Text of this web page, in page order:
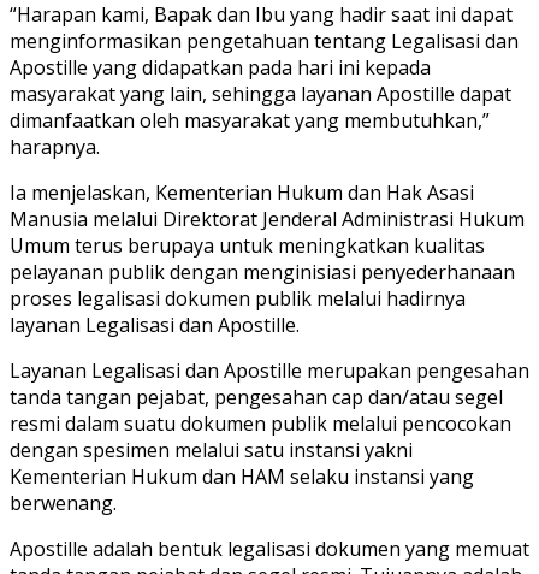
“Harapan kami, Bapak dan Ibu yang hadir saat ini dapat
menginformasikan pengetahuan tentang Legalisasi dan
Apostille yang didapatkan pada hari ini kepada
masyarakat yang lain, sehingga layanan Apostille dapat
dimanfaatkan oleh masyarakat yang membutuhkan,”
harapnya.
Ia menjelaskan, Kementerian Hukum dan Hak Asasi
Manusia melalui Direktorat Jenderal Administrasi Hukum
Umum terus berupaya untuk meningkatkan kualitas
pelayanan publik dengan menginisiasi penyederhanaan
proses legalisasi dokumen publik melalui hadirnya
layanan Legalisasi dan Apostille.
Layanan Legalisasi dan Apostille merupakan pengesahan
tanda tangan pejabat, pengesahan cap dan/atau segel
resmi dalam suatu dokumen publik melalui pencocokan
dengan spesimen melalui satu instansi yakni
Kementerian Hukum dan HAM selaku instansi yang
berwenang.
Apostille adalah bentuk legalisasi dokumen yang memuat